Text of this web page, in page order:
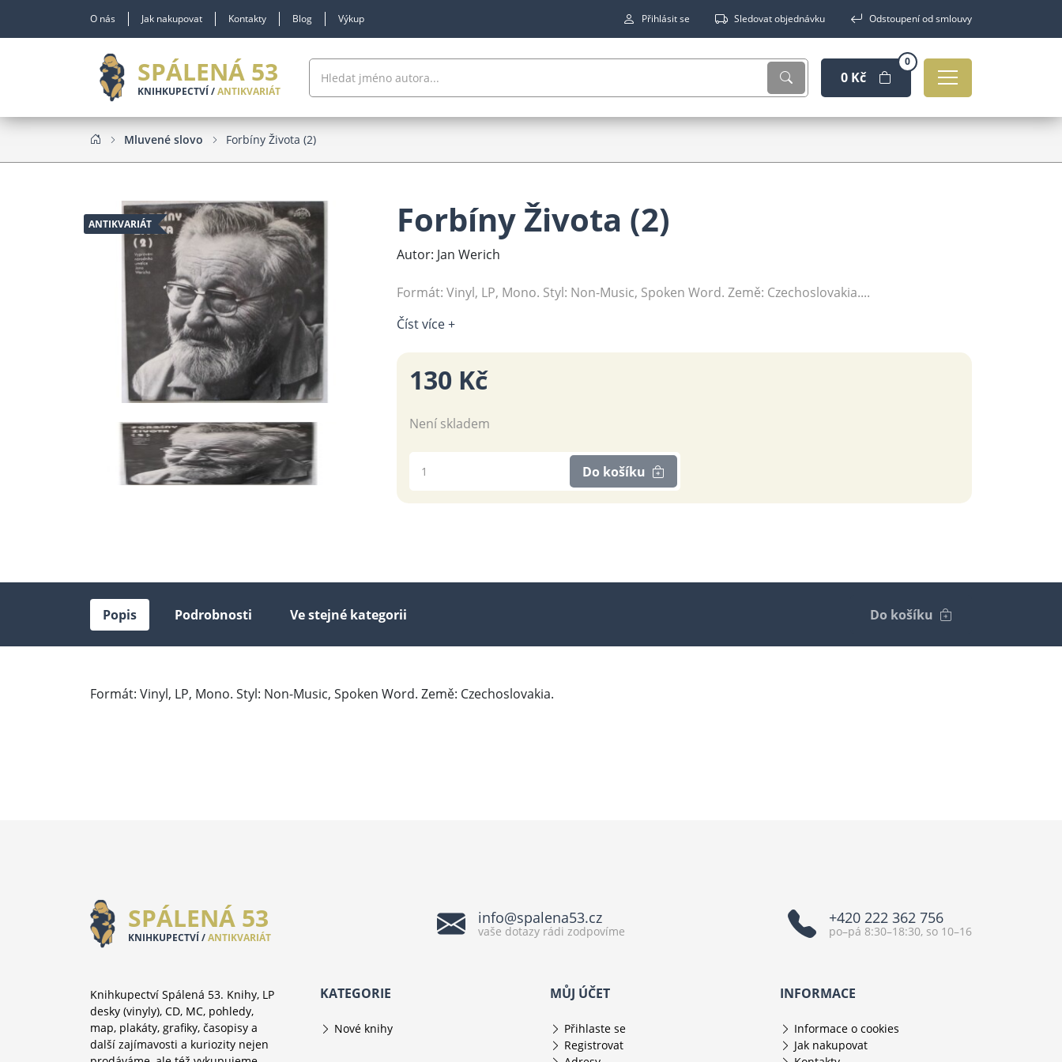
O nás Jak nakupovat Kontakty Blog Výkup Přihlásit se Sledovat objednávku Odstoupení od smlouvy
SPÁLENÁ 53
KNIHKUPECTVÍ /ANTIKVARIÁT
0 Kč
0
Mluvené slovo Forbíny Života (2)
ANTIKVARIÁT Forbíny Života (2)
Autor: Jan Werich
Formát: Vinyl, LP, Mono. Styl: Non-Music, Spoken Word. Země: Czechoslovakia....
Číst více +
130 Kč
Není skladem
Do košíku
Popis Podrobnosti Ve stejné kategorii Do košíku
Formát: Vinyl, LP, Mono. Styl: Non-Music, Spoken Word. Země: Czechoslovakia.
SPÁLENÁ 53
KNIHKUPECTVÍ /ANTIKVARIÁT
info@spalena53.cz
vaše dotazy rádi zodpovíme
+420 222 362 756
po–pá 8:30–18:30, so 10–16
Knihkupectví Spálená 53. Knihy, LP
desky (vinyly), CD, MC, pohledy,
map, plakáty, grafiky, časopisy a
další zajímavosti a kuriozity nejen
KATEGORIE
Nové knihy
MŮJ ÚČET
Přihlaste se
Registrovat
INFORMACE
Informace o cookies
Jak nakupovat